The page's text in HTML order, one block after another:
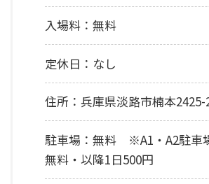
入場料：無料
定休日：なし
住所：兵庫県淡路市楠本2425-
駐車場：無料 ※A1・A2駐車
無料・以降1日500円